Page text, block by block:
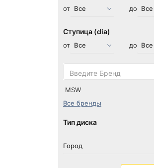
от до
Ступица (dia)
от до
MSW
Все бренды
Тип диска